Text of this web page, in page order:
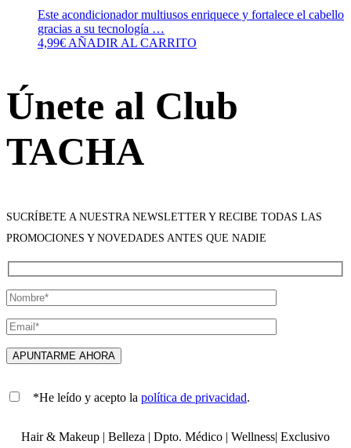
Este acondicionador multiusos enriquece y fortalece el cabello
gracias a su tecnología …
4,99€AÑADIR AL CARRITO
Únete al Club
TACHA
SUCRÍBETE A NUESTRA NEWSLETTER Y RECIBE TODAS LAS
PROMOCIONES Y NOVEDADES ANTES QUE NADIE
*He leído y acepto la política de privacidad.
Hair & Makeup | Belleza | Dpto. Médico | Wellness| Exclusivo